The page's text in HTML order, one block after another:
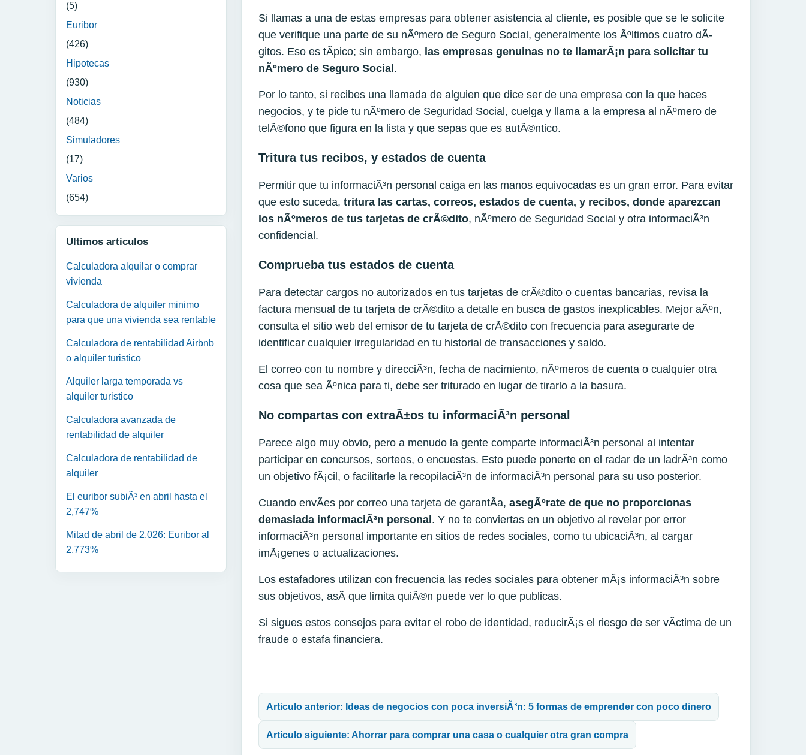
(5)
Euribor
(426)
Hipotecas
(930)
Noticias
(484)
Simuladores
(17)
Varios
(654)
Ultimos articulos
Calculadora alquilar o comprar
vivienda
Calculadora de alquiler minimo
para que una vivienda sea rentable
Calculadora de rentabilidad Airbnb
o alquiler turistico
Alquiler larga temporada vs
alquiler turistico
Calculadora avanzada de
rentabilidad de alquiler
Calculadora de rentabilidad de
alquiler
El euribor subiÃ³ en abril hasta el
2,747%
Mitad de abril de 2.026: Euribor al
2,773%
Si llamas a una de estas empresas para obtener asistencia al cliente, es posible que se le solicite
que verifique una parte de su nÃºmero de Seguro Social, generalmente los Ãºltimos cuatro dÃ­
gitos. Eso es tÃ­pico; sin embargo, las empresas genuinas no te llamarÃ¡n para solicitar tu
nÃºmero de Seguro Social.
Por lo tanto, si recibes una llamada de alguien que dice ser de una empresa con la que haces
negocios, y te pide tu nÃºmero de Seguridad Social, cuelga y llama a la empresa al nÃºmero de
telÃ©fono que figura en la lista y que sepas que es autÃ©ntico.
Tritura tus recibos, y estados de cuenta
Permitir que tu informaciÃ³n personal caiga en las manos equivocadas es un gran error. Para evitar
que esto suceda, tritura las cartas, correos, estados de cuenta, y recibos, donde aparezcan
los nÃºmeros de tus tarjetas de crÃ©dito, nÃºmero de Seguridad Social y otra informaciÃ³n
confidencial.
Comprueba tus estados de cuenta
Para detectar cargos no autorizados en tus tarjetas de crÃ©dito o cuentas bancarias, revisa la
factura mensual de tu tarjeta de crÃ©dito a detalle en busca de gastos inexplicables. Mejor aÃºn,
consulta el sitio web del emisor de tu tarjeta de crÃ©dito con frecuencia para asegurarte de
identificar cualquier irregularidad en tu historial de transacciones y saldo.
El correo con tu nombre y direcciÃ³n, fecha de nacimiento, nÃºmeros de cuenta o cualquier otra
cosa que sea Ãºnica para ti, debe ser triturado en lugar de tirarlo a la basura.
No compartas con extraÃ±os tu informaciÃ³n personal
Parece algo muy obvio, pero a menudo la gente comparte informaciÃ³n personal al intentar
participar en concursos, sorteos, o encuestas. Esto puede ponerte en el radar de un ladrÃ³n como
un objetivo fÃ¡cil, o facilitarle la recopilaciÃ³n de informaciÃ³n personal para su uso posterior.
Cuando envÃ­es por correo una tarjeta de garantÃ­a, asegÃºrate de que no proporcionas
demasiada informaciÃ³n personal. Y no te conviertas en un objetivo al revelar por error
informaciÃ³n personal importante en sitios de redes sociales, como tu ubicaciÃ³n, al cargar
imÃ¡genes o actualizaciones.
Los estafadores utilizan con frecuencia las redes sociales para obtener mÃ¡s informaciÃ³n sobre
sus objetivos, asÃ­ que limita quiÃ©n puede ver lo que publicas.
Si sigues estos consejos para evitar el robo de identidad, reducirÃ¡s el riesgo de ser vÃ­ctima de un
fraude o estafa financiera.
Articulo anterior: Ideas de negocios con poca inversiÃ³n: 5 formas de emprender con poco dinero
Articulo siguiente: Ahorrar para comprar una casa o cualquier otra gran compra